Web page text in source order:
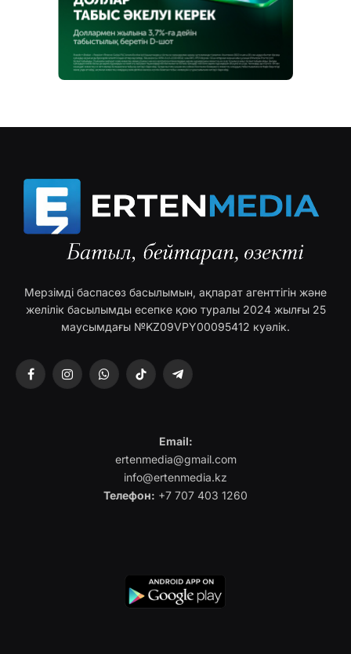
Мерзімді баспасөз басылымын, ақпарат агенттігін және
желілік басылымды есепке қою туралы 2024 жылғы 25
маусымдағы №KZ09VPY00095412 куәлік.
FacebookInstagramWhatsAppTikTok Telegram
Email:
ertenmedia@gmail.com
info@ertenmedia.kz
Телефон: +7 707 403 1260